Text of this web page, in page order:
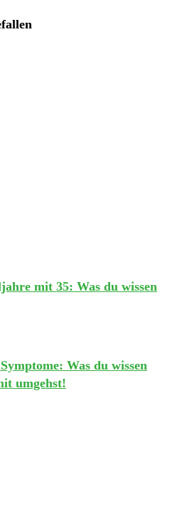
mit 35: Was du wissen
Was du wissen
umgehst!